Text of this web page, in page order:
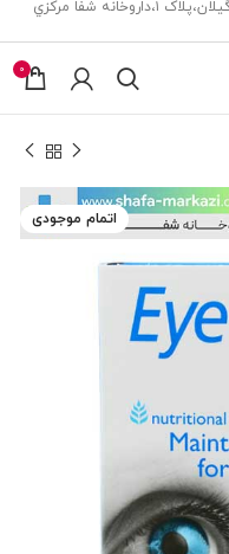
0
اتمام موجودی